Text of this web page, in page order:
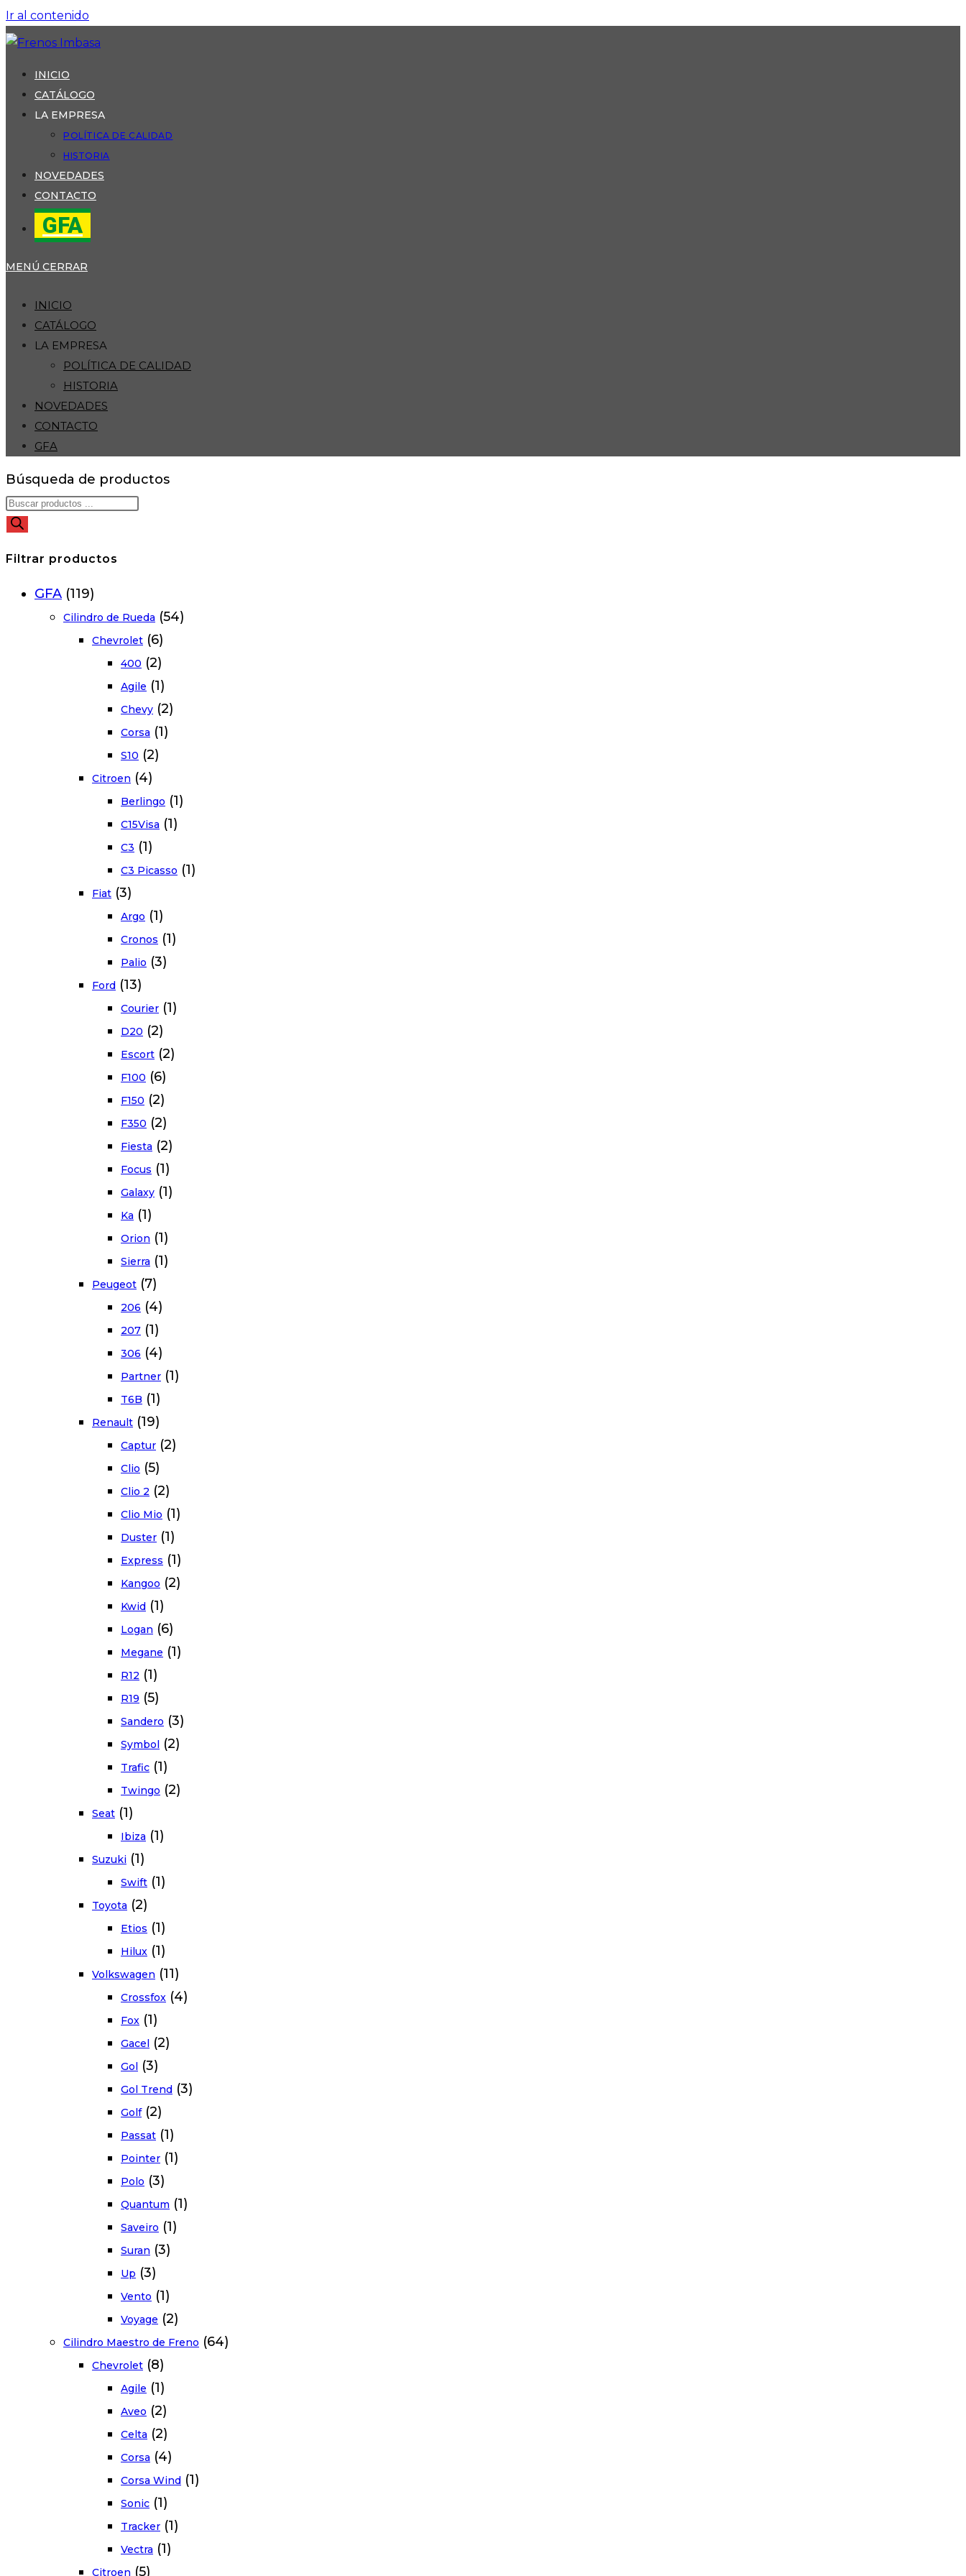
Ir al contenido
INICIO
CATÁLOGO
LA EMPRESA
POLÍTICA DE CALIDAD
HISTORIA
NOVEDADES
CONTACTO
GFA
MENÚ CERRAR
INICIO
CATÁLOGO
LA EMPRESA
POLÍTICA DE CALIDAD
HISTORIA
NOVEDADES
CONTACTO
GFA
Búsqueda de productos
Filtrar productos
GFA (119)
Cilindro de Rueda (54)
Chevrolet (6)
400 (2)
Agile (1)
Chevy (2)
Corsa (1)
S10 (2)
Citroen (4)
Berlingo (1)
C15Visa (1)
C3 (1)
C3 Picasso (1)
Fiat (3)
Argo (1)
Cronos (1)
Palio (3)
Ford (13)
Courier (1)
D20 (2)
Escort (2)
F100 (6)
F150 (2)
F350 (2)
Fiesta (2)
Focus (1)
Galaxy (1)
Ka (1)
Orion (1)
Sierra (1)
Peugeot (7)
206 (4)
207 (1)
306 (4)
Partner (1)
T6B (1)
Renault (19)
Captur (2)
Clio (5)
Clio 2 (2)
Clio Mio (1)
Duster (1)
Express (1)
Kangoo (2)
Kwid (1)
Logan (6)
Megane (1)
R12 (1)
R19 (5)
Sandero (3)
Symbol (2)
Trafic (1)
Twingo (2)
Seat (1)
Ibiza (1)
Suzuki (1)
Swift (1)
Toyota (2)
Etios (1)
Hilux (1)
Volkswagen (11)
Crossfox (4)
Fox (1)
Gacel (2)
Gol (3)
Gol Trend (3)
Golf (2)
Passat (1)
Pointer (1)
Polo (3)
Quantum (1)
Saveiro (1)
Suran (3)
Up (3)
Vento (1)
Voyage (2)
Cilindro Maestro de Freno (64)
Chevrolet (8)
Agile (1)
Aveo (2)
Celta (2)
Corsa (4)
Corsa Wind (1)
Sonic (1)
Tracker (1)
Vectra (1)
Citroen (5)